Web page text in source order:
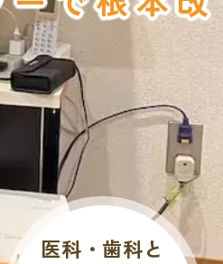
医科・歯科と